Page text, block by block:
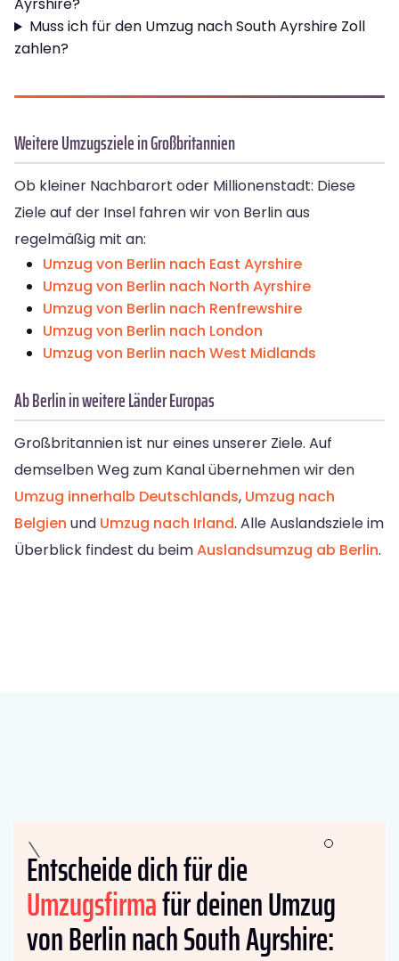
Ayrshire?
Muss ich für den Umzug nach South Ayrshire Zoll
zahlen?
Weitere Umzugsziele in Großbritannien
Ob kleiner Nachbarort oder Millionenstadt: Diese
Ziele auf der Insel fahren wir von Berlin aus
regelmäßig mit an:
Umzug von Berlin nach East Ayrshire
Umzug von Berlin nach North Ayrshire
Umzug von Berlin nach Renfrewshire
Umzug von Berlin nach London
Umzug von Berlin nach West Midlands
Ab Berlin in weitere Länder Europas
Großbritannien ist nur eines unserer Ziele. Auf
demselben Weg zum Kanal übernehmen wir den
Umzug innerhalb Deutschlands, Umzug nach
Belgien und Umzug nach Irland. Alle Auslandsziele im
Überblick findest du beimAuslandsumzug ab Berlin.
Entscheide dich für die
Umzugsfirmafür deinen Umzug
von Berlin nach South Ayrshire: